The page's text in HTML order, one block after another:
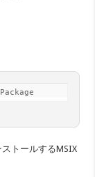
トールするMSIX